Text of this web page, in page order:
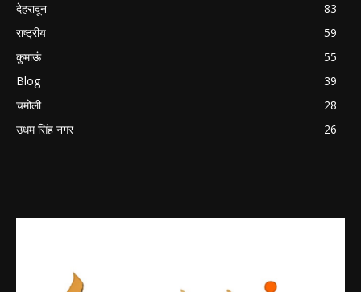
देहरादून
83
राष्ट्रीय
59
कुमाऊं
55
Blog
39
चमोली
28
उधम सिंह नगर
26